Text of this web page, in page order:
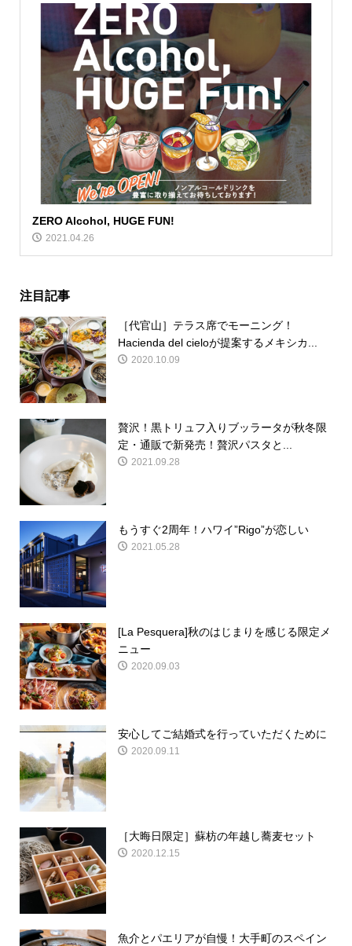
ZERO Alcohol, HUGE FUN!
2021.04.26
注目記事
［代官山］テラス席でモーニング！
Hacienda del cieloが提案するメキシカ...
2020.10.09
贅沢！黒トリュフ入りブッラータが秋冬限
定・通販で新発売！贅沢パスタと...
2021.09.28
もうすぐ2周年！ハワイ”Rigo”が恋しい
2021.05.28
[La Pesquera]秋のはじまりを感じる限定メ
ニュー
2020.09.03
安心してご結婚式を行っていただくために
2020.09.11
［大晦日限定］蘇枋の年越し蕎麦セット
2020.12.15
魚介とパエリアが自慢！大手町のスペイン